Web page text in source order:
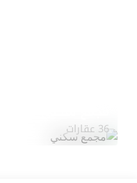
36 عقارات